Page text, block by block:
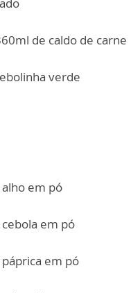
de caldo de carne
verde
em pó
em pó
em pó